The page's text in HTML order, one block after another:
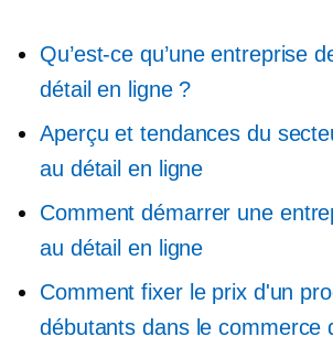
Qu’est-ce qu’une entreprise
détail en ligne ?
Aperçu et tendances du
au détail en ligne
Comment démarrer une
au détail en ligne
Comment fixer le prix d'un
débutants dans le commerce